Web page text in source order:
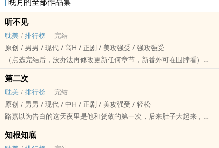
听不见
‎‌‌耽‍‎美‎‌ / 排行榜
完结
原创 / ‎‍男‎男‍ / 现代 / ‍‌高‍H‌‌‍ / 正剧 / 美攻强受 / 强攻强受
（点选完结后，没办法再修改更新任何章节，新番外可在围脖看）
出现的地方，半径五米内的活人膝盖都是软的。
他们不知道的是，每到星期五这天，洛争的膝盖也是软的。
最初，洛争谎称有瘾，要于盛桥给他治，于盛桥听不见，他就脱了裤
子直接往人脸上骑，很不讲道理。
最后，洛争真有了瘾，于盛桥一天三顿定时定量给他治，洛争却不干
了。
第二次
‎‌‌耽‍‎美‎‌ / 排行榜
完结
原创 / ‎‍男‎男‍ / 现代 / 中H / 正剧 / 美攻强受 / 轻松
路嘉以为告白的这天夜里是他和贺敛的第一次，后来肚子大起来，发
现月份不对，他才知道原来那是第二次。
路嘉眼里的贺敛，香香的。
知根知底